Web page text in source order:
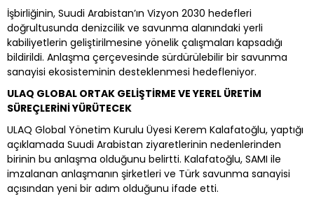
İşbirliğinin, Suudi Arabistan’ın Vizyon 2030 hedefleri
doğrultusunda denizcilik ve savunma alanındaki yerli
kabiliyetlerin geliştirilmesine yönelik çalışmaları kapsadığı
bildirildi. Anlaşma çerçevesinde sürdürülebilir bir savunma
sanayisi ekosisteminin desteklenmesi hedefleniyor.
ULAQ GLOBAL ORTAK GELİŞTİRME VE YEREL ÜRETİM
SÜREÇLERİNİ YÜRÜTECEK
ULAQ Global Yönetim Kurulu Üyesi Kerem Kalafatoğlu, yaptığı
açıklamada Suudi Arabistan ziyaretlerinin nedenlerinden
birinin bu anlaşma olduğunu belirtti. Kalafatoğlu, SAMI ile
imzalanan anlaşmanın şirketleri ve Türk savunma sanayisi
açısından yeni bir adım olduğunu ifade etti.